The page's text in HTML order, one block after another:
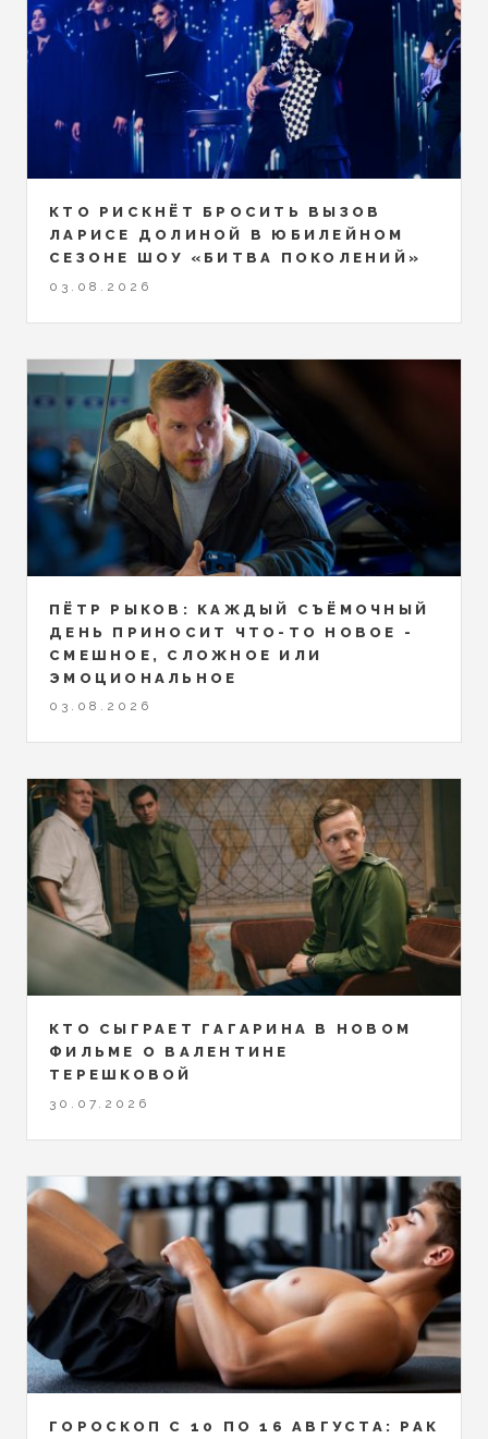
КТО РИСКНЁТ БРОСИТЬ ВЫЗОВ
ЛАРИСЕ ДОЛИНОЙ В ЮБИЛЕЙНОМ
СЕЗОНЕ ШОУ «БИТВА ПОКОЛЕНИЙ»
03.08.2026
ПЁТР РЫКОВ: КАЖДЫЙ СЪЁМОЧНЫЙ
ДЕНЬ ПРИНОСИТ ЧТО-ТО НОВОЕ -
СМЕШНОЕ, СЛОЖНОЕ ИЛИ
ЭМОЦИОНАЛЬНОЕ
03.08.2026
КТО СЫГРАЕТ ГАГАРИНА В НОВОМ
ФИЛЬМЕ О ВАЛЕНТИНЕ
ТЕРЕШКОВОЙ
30.07.2026
ГОРОСКОП С 10 ПО 16 АВГУСТА: РАК